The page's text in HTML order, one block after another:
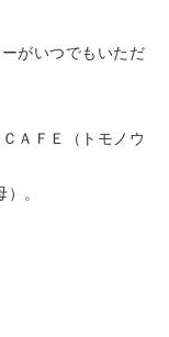
がいつでもいただ
ＡＦＥ（トモノウ
。